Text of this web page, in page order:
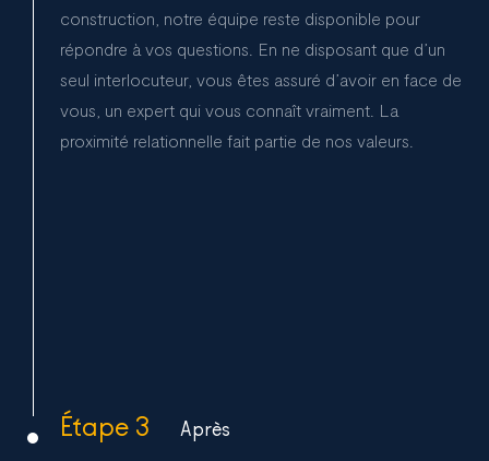
construction, notre équipe reste disponible pour
répondre à vos questions. En ne disposant que d’un
seul interlocuteur, vous êtes assuré d’avoir en face de
vous, un expert qui vous connaît vraiment. La
proximité relationnelle fait partie de nos valeurs.
Étape 3 Après